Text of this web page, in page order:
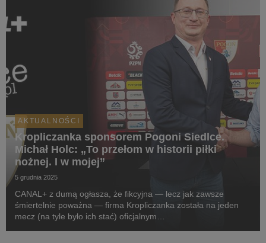
AKTUALNOŚCI
Kropliczanka sponsorem Pogoni Siedlce.
Michał Holc: „To przełom w historii piłki
nożnej. I w mojej”
5 grudnia 2025
CANAL+ z dumą ogłasza, że fikcyjna — lecz jak zawsze
śmiertelnie poważna — firma Kropliczanka została na jeden
mecz (na tyle było ich stać) oficjalnym